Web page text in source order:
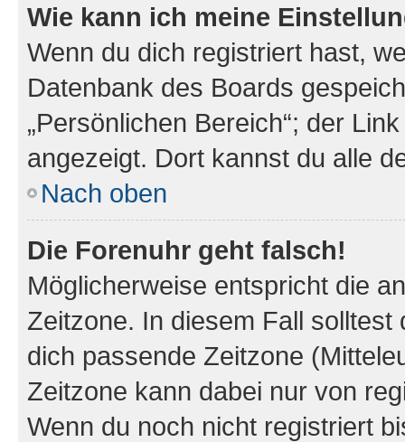
Wie kann ich meine
Wenn du dich registriert hast,
Datenbank des Boards
„Persönlichen Bereich“; der
angezeigt. Dort kannst du alle
Nach oben
Die Forenuhr geht falsch!
Möglicherweise entspricht die
Zeitzone. In diesem Fall solltest
dich passende Zeitzone
Zeitzone kann dabei nur von
Wenn du noch nicht registriert